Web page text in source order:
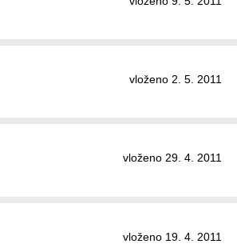
vloženo 2. 5. 2011
vloženo 29. 4. 2011
vloženo 19. 4. 2011